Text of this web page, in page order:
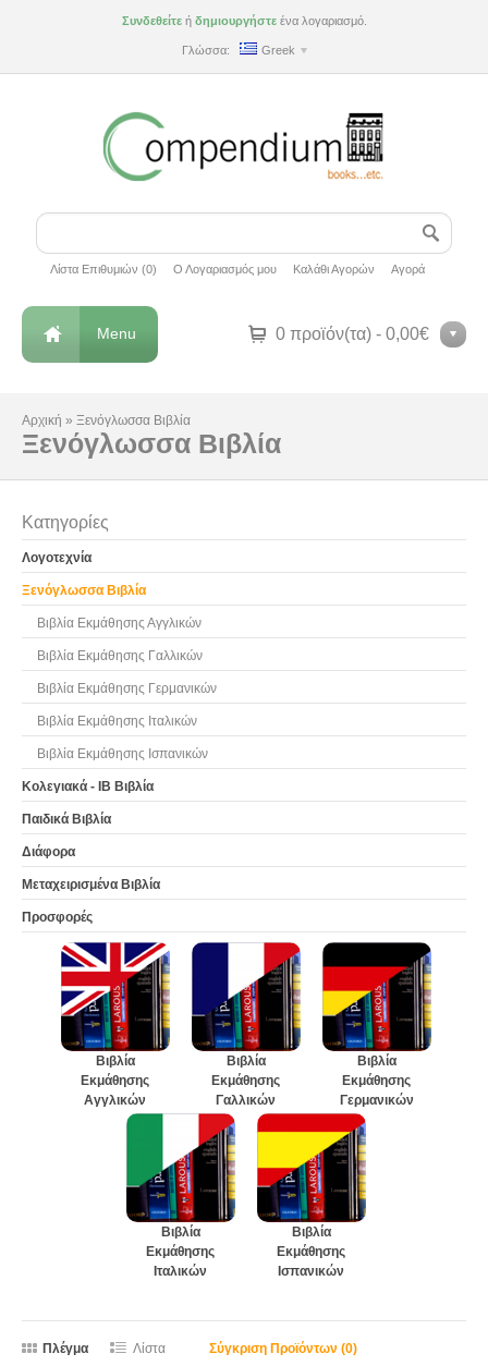
Συνδεθείτεή δημιουργήστεένα λογαριασμό.
Γλώσσα: Greek
Λίστα Επιθυμιών (0) Ο Λογαριασμός μου Καλάθι Αγορών Αγορά
0 προϊόν(τα) - 0,00€
Menu
Αρχική » Ξενόγλωσσα Βιβλία
Ξενόγλωσσα Βιβλία
Κατηγορίες
Λογοτεχνία
Ξενόγλωσσα Βιβλία
Βιβλία Εκμάθησης Αγγλικών
Βιβλία Εκμάθησης Γαλλικών
Βιβλία Εκμάθησης Γερμανικών
Βιβλία Εκμάθησης Ιταλικών
Βιβλία Εκμάθησης Ισπανικών
Κολεγιακά - IB Βιβλία
Παιδικά Βιβλία
Διάφορα
Μεταχειρισμένα Βιβλία
Προσφορές
Βιβλία
Εκμάθησης
Αγγλικών
Βιβλία
Εκμάθησης
Γαλλικών
Βιβλία
Εκμάθησης
Γερμανικών
Βιβλία
Εκμάθησης
Ιταλικών
Βιβλία
Εκμάθησης
Ισπανικών
Πλέγμα Λίστα Σύγκριση Προϊόντων (0)